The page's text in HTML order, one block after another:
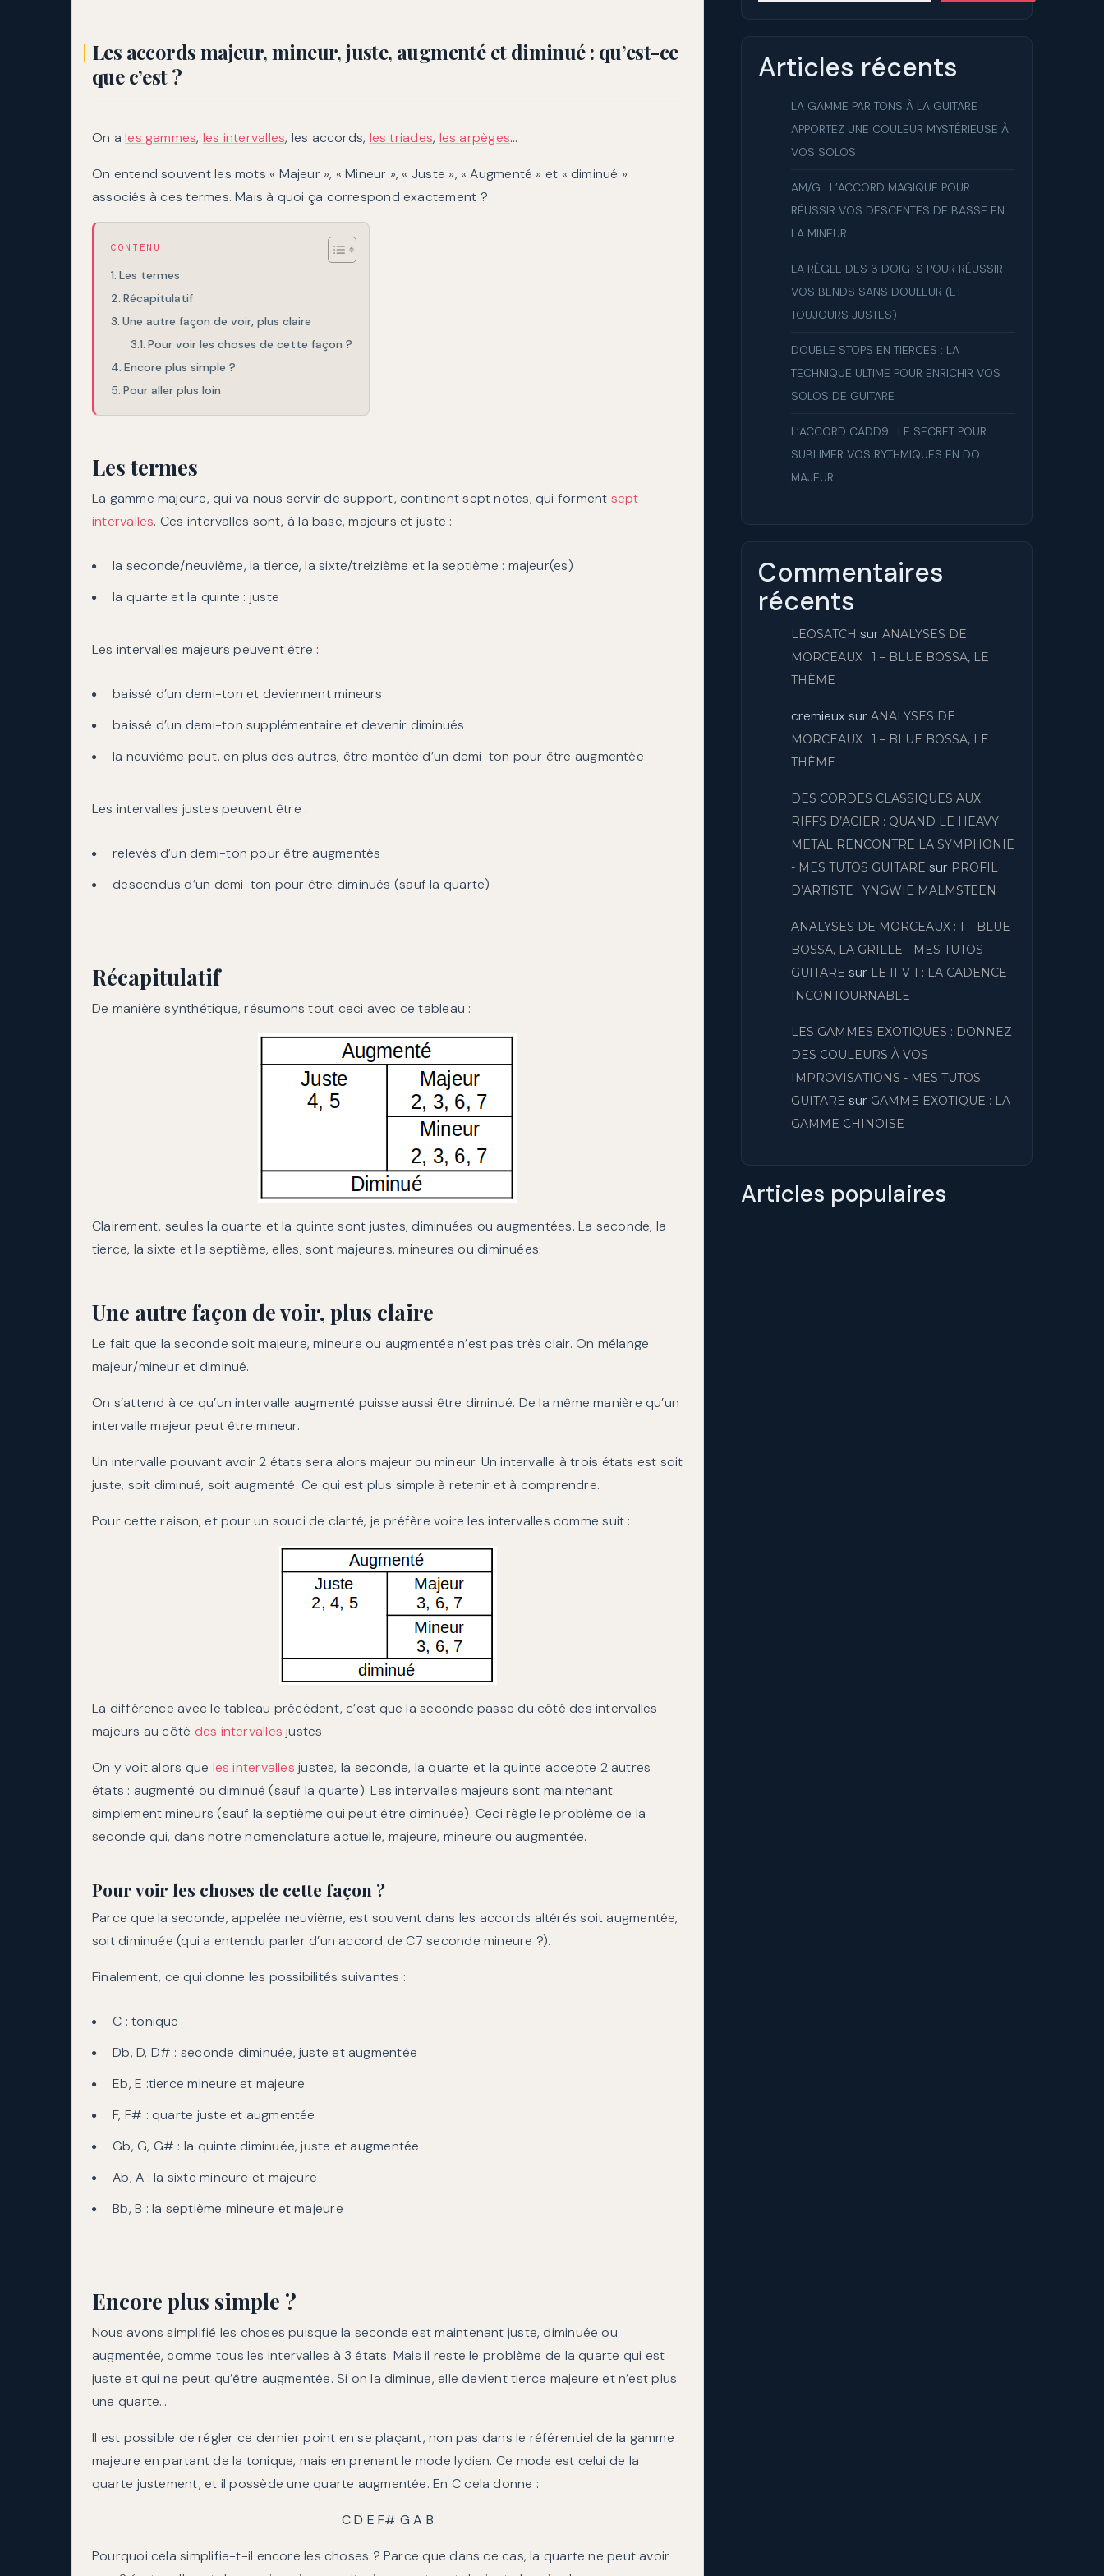
Les accords majeur, mineur, juste, augmenté et diminué : qu’est-ce
que c’est ?
On ales gammes, les intervalles, les accords, les triades, les arpèges…
On entend souvent les mots « Majeur », « Mineur », « Juste », « Augmenté » et « diminué »
associés à ces termes. Mais à quoi ça correspond exactement ?
CONTENU
Les termes
Récapitulatif
Une autre façon de voir, plus claire
Pour voir les choses de cette façon ?
Encore plus simple ?
Pour aller plus loin
Les termes
La gamme majeure, qui va nous servir de support, continent sept notes, qui forment sept
intervalles. Ces intervalles sont, à la base, majeurs et juste :
la seconde/neuvième, la tierce, la sixte/treizième et la septième : majeur(es)
la quarte et la quinte : juste
Les intervalles majeurs peuvent être :
baissé d’un demi-ton et deviennent mineurs
baissé d’un demi-ton supplémentaire et devenir diminués
la neuvième peut, en plus des autres, être montée d’un demi-ton pour être augmentée
Les intervalles justes peuvent être :
relevés d’un demi-ton pour être augmentés
descendus d’un demi-ton pour être diminués (sauf la quarte)
Récapitulatif
De manière synthétique, résumons tout ceci avec ce tableau :
Clairement, seules la quarte et la quinte sont justes, diminuées ou augmentées. La seconde, la
tierce, la sixte et la septième, elles, sont majeures, mineures ou diminuées.
Une autre façon de voir, plus claire
Le fait que la seconde soit majeure, mineure ou augmentée n’est pas très clair. On mélange
majeur/mineur et diminué.
On s’attend à ce qu’un intervalle augmenté puisse aussi être diminué. De la même manière qu’un
intervalle majeur peut être mineur.
Un intervalle pouvant avoir 2 états sera alors majeur ou mineur. Un intervalle à trois états est soit
juste, soit diminué, soit augmenté. Ce qui est plus simple à retenir et à comprendre.
Pour cette raison, et pour un souci de clarté, je préfère voire les intervalles comme suit :
La différence avec le tableau précédent, c’est que la seconde passe du côté des intervalles
majeurs au côté des intervallesjustes.
On y voit alors que les intervalles justes, la seconde, la quarte et la quinte accepte 2 autres
états : augmenté ou diminué (sauf la quarte). Les intervalles majeurs sont maintenant
simplement mineurs (sauf la septième qui peut être diminuée). Ceci règle le problème de la
seconde qui, dans notre nomenclature actuelle, majeure, mineure ou augmentée.
Pour voir les choses de cette façon ?
Parce que la seconde, appelée neuvième, est souvent dans les accords altérés soit augmentée,
soit diminuée (qui a entendu parler d’un accord de C7 seconde mineure ?).
Finalement, ce qui donne les possibilités suivantes :
C : tonique
Db, D, D# : seconde diminuée, juste et augmentée
Eb, E :tierce mineure et majeure
F, F# : quarte juste et augmentée
Gb, G, G# : la quinte diminuée, juste et augmentée
Ab, A : la sixte mineure et majeure
Bb, B : la septième mineure et majeure
Encore plus simple ?
Nous avons simplifié les choses puisque la seconde est maintenant juste, diminuée ou
augmentée, comme tous les intervalles à 3 états. Mais il reste le problème de la quarte qui est
juste et qui ne peut qu’être augmentée. Si on la diminue, elle devient tierce majeure et n’est plus
une quarte…
Il est possible de régler ce dernier point en se plaçant, non pas dans le référentiel de la gamme
majeure en partant de la tonique, mais en prenant le mode lydien. Ce mode est celui de la
quarte justement, et il possède une quarte augmentée. En C cela donne :
C D E F# G A B
Pourquoi cela simplifie-t-il encore les choses ? Parce que dans ce cas, la quarte ne peut avoir
Articles récents
LA GAMME PAR TONS À LA GUITARE :
APPORTEZ UNE COULEUR MYSTÉRIEUSE À
VOS SOLOS
AM/G : L’ACCORD MAGIQUE POUR
RÉUSSIR VOS DESCENTES DE BASSE EN
LA MINEUR
LA RÈGLE DES 3 DOIGTS POUR RÉUSSIR
VOS BENDS SANS DOULEUR (ET
TOUJOURS JUSTES)
DOUBLE STOPS EN TIERCES : LA
TECHNIQUE ULTIME POUR ENRICHIR VOS
SOLOS DE GUITARE
L’ACCORD CADD9 : LE SECRET POUR
SUBLIMER VOS RYTHMIQUES EN DO
MAJEUR
Commentaires
récents
LEOSATCH sur ANALYSES DE
MORCEAUX : 1 – BLUE BOSSA, LE
THÈME
cremieux sur ANALYSES DE
MORCEAUX : 1 – BLUE BOSSA, LE
THÈME
DES CORDES CLASSIQUES AUX
RIFFS D’ACIER : QUAND LE HEAVY
METAL RENCONTRE LA SYMPHONIE
- MES TUTOS GUITARE sur PROFIL
D’ARTISTE : YNGWIE MALMSTEEN
ANALYSES DE MORCEAUX : 1 – BLUE
BOSSA, LA GRILLE - MES TUTOS
GUITARE sur LE II-V-I : LA CADENCE
INCONTOURNABLE
LES GAMMES EXOTIQUES : DONNEZ
DES COULEURS À VOS
IMPROVISATIONS - MES TUTOS
GUITARE sur GAMME EXOTIQUE : LA
GAMME CHINOISE
Articles populaires